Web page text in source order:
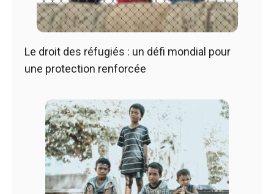
Le droit des réfugiés : un défi mondial pour
une protection renforcée